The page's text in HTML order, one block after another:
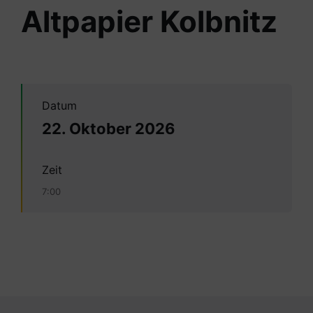
Altpapier Kolbnitz
Datum
22. Oktober 2026
Zeit
7:00